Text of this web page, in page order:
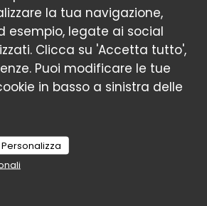
la tua navigazione,
esempio, legate ai social
Clicca su 'Accetta tutto',
Puoi modificare le tue
in basso a sinistra delle
Personalizza
con insalata e patate fritte